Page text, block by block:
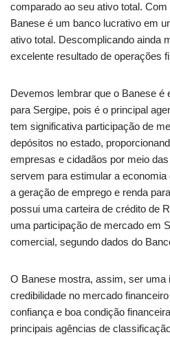
comparado ao seu ativo total.
Banese é um banco lucrativo em
ativo total. Descomplicando ainda
excelente resultado de operações
Devemos lembrar que o Banese é
para Sergipe, pois é o principal
tem significativa participação de
depósitos no estado,
empresas e cidadãos por meio
servem para estimular a economia
a geração de emprego e renda
possui uma carteira de crédito de
uma participação de mercado em
comercial, segundo dados do
O Banese mostra, assim, ser uma
credibilidade no mercado
confiança e boa condição
principais agências de